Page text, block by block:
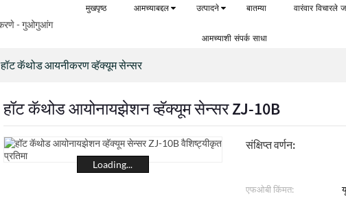
मुखपृष्ठ आमच्याबद्दल उत्पादने बातम्या वारंवार विचारले
आमच्याशी संपर्क साधा
हॉट कॅथोड आयनीकरण व्हॅक्यूम सेन्सर
हॉट कॅथोड आयोनायझेशन व्हॅक्यूम सेन्सर ZJ-10B
Loading...
संक्षिप्त वर्णन:
एफओबी किंमत: